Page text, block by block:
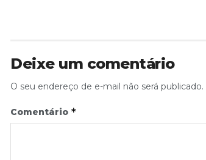
Deixe um comentário
O seu endereço de e-mail não será publicado.
Comentário *